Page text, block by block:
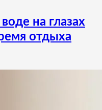
на глазах
отдыха